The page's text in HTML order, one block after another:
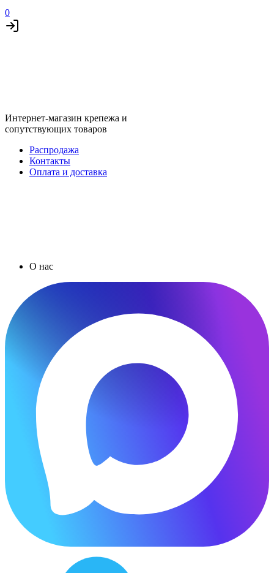
0
Интернет-магазин крепежа и
сопутствующих товаров
Распродажа
Контакты
Оплата и доставка
О нас